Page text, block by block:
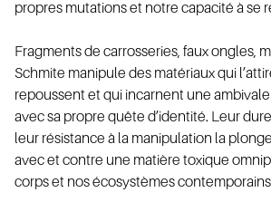
propres mutations et notre capacité à se
Fragments de carrosseries, faux ongles,
Schmite manipule des matériaux qui
repoussent et qui incarnent une
avec sa propre quête d’identité. Leur
leur résistance à la manipulation la
avec et contre une matière toxique
corps et nos écosystèmes